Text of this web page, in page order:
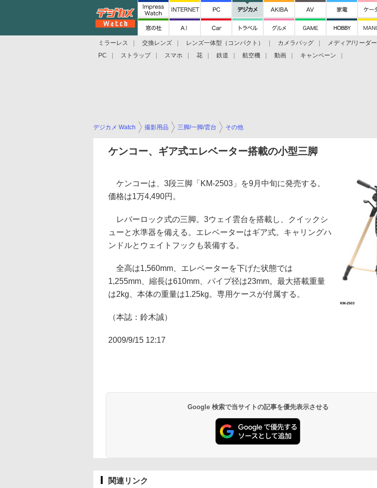
ミラーレス 交換レンズ レンズ一体型（コンパクト） カメラバッグ メディア/リーダー
PC
ストラップ スマホ 花 鉄道 航空機 動画 キャンペーン
デジカメ Watch 撮影用品 三脚/一脚/雲台 その他
ケンコー、ギア式エレベーター搭載の小型三脚
KM-2503
ケンコーは、3段三脚「KM-2503」を9月中旬に発売する。
価格は1万4,490円。
レバーロック式の三脚。3ウェイ雲台を搭載し、クイックシ
ューと水準器を備える。エレベーターはギア式。キャリングハ
ンドルとウェイトフックも装備する。
全高は1,560mm、エレベーターを下げた状態では
1,255mm、縮長は610mm、パイプ径は23mm。最大搭載重量
は2kg、本体の重量は1.25kg。専用ケースが付属する。
（本誌：鈴木誠）
2009/9/15 12:17
Google 検索で当サイトの記事を優先表示させる
関連リンク